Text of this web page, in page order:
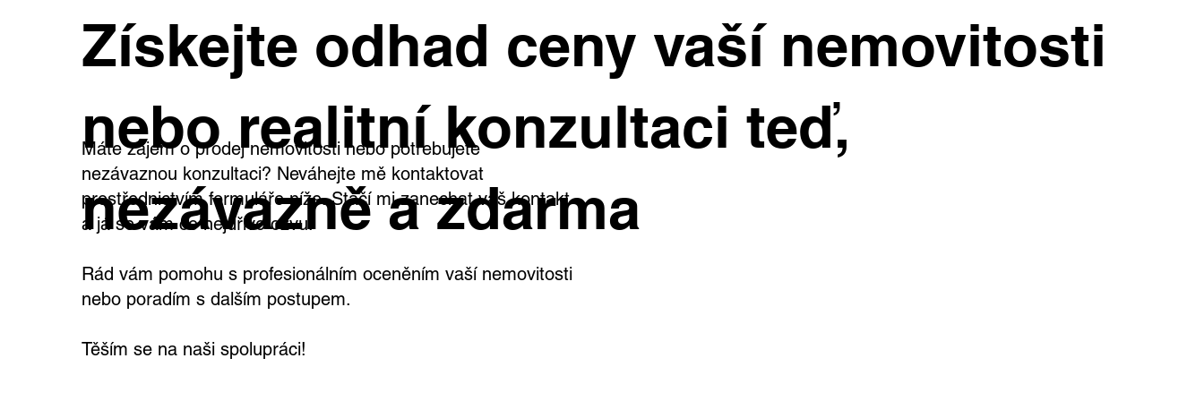
prodej
měsíce – leden 2026
zpomalily. Čas dnes hraje
proti prodávajícím
Získejte odhad ceny vaší nemovitosti
nebo realitní konzultaci teď,
nezávazně a zdarma
Máte zájem o prodej nemovitosti nebo potřebujete
nezávaznou konzultaci? Neváhejte mě kontaktovat
prostřednictvím formuláře níže. Stačí mi zanechat váš kontakt
a já se vám co nejdříve ozvu.
Rád vám pomohu s profesionálním oceněním vaší nemovitosti
nebo poradím s dalším postupem.
Těším se na naši spolupráci!